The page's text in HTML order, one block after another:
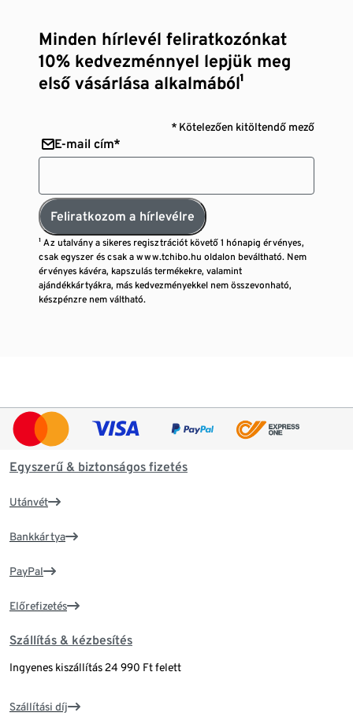
Minden hírlevél feliratkozónkat
10% kedvezménnyel lepjük meg
első vásárlása alkalmából¹
* Kötelezően kitöltendő mező
E-mail cím*
Feliratkozom a hírlevélre
¹ Az utalvány a sikeres regisztrációt követő 1 hónapig érvényes,
csak egyszer és csak a www.tchibo.hu oldalon beváltható. Nem
érvényes kávéra, kapszulás termékekre, valamint
ajándékkártyákra, más kedvezményekkel nem összevonható,
készpénzre nem váltható.
Egyszerű & biztonságos fizetés
Utánvét
Bankkártya
PayPal
Előrefizetés
Szállítás & kézbesítés
Ingyenes kiszállítás 24 990 Ft felett
Szállítási díj